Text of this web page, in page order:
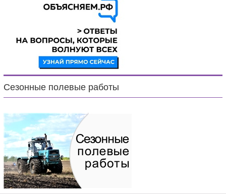
Сезонные полевые работы